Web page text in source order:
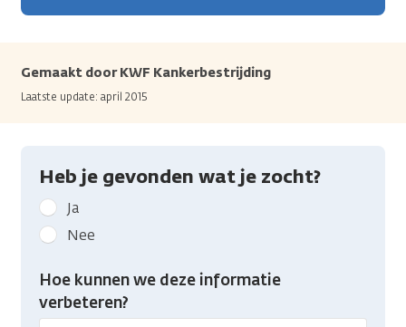
Gemaakt door KWF Kankerbestrijding
Laatste update: april 2015
Heb je gevonden wat je zocht?
Geef
kanker.nl
feedback:
Heb
gevonden
Ja
Nee
Hoe kunnen we deze informatie
verbeteren?